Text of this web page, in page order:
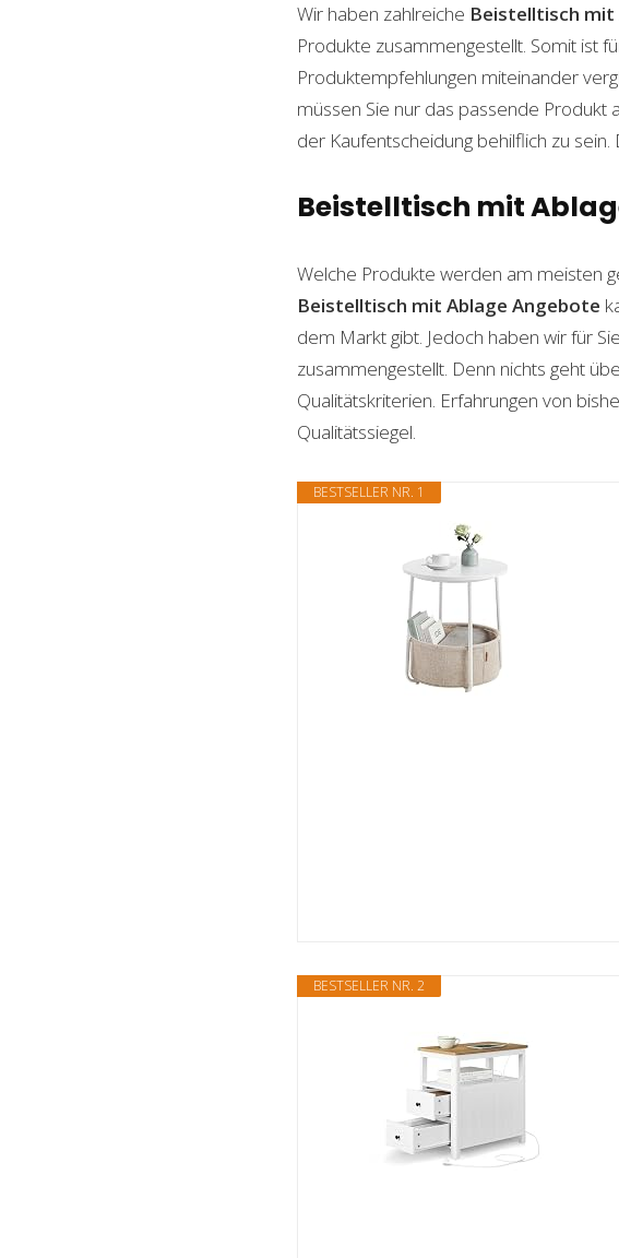
Wir haben zahlreiche Beistelltisch mit
Produkte zusammengestellt. Somit ist
Produktempfehlungen miteinander
müssen Sie nur das passende Produkt
der Kaufentscheidung behilflich zu
Beistelltisch mit
Welche Produkte werden am meisten
Beistelltisch mit Ablage Angebote
dem Markt gibt. Jedoch haben wir für
zusammengestellt. Denn nichts geht
Qualitätskriterien. Erfahrungen von
Qualitätssiegel.
BESTSELLER NR. 1
BESTSELLER NR. 2